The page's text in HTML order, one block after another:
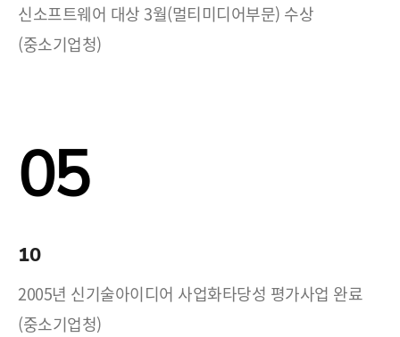
신소프트웨어 대상 3월(멀티미디어부문) 수상
(중소기업청)
05
10
2005년 신기술아이디어 사업화타당성 평가사업 완료
(중소기업청)